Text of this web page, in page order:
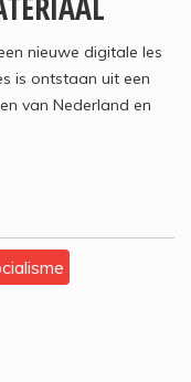
nieuwe digitale les
is ontstaan uit een
van Nederland en